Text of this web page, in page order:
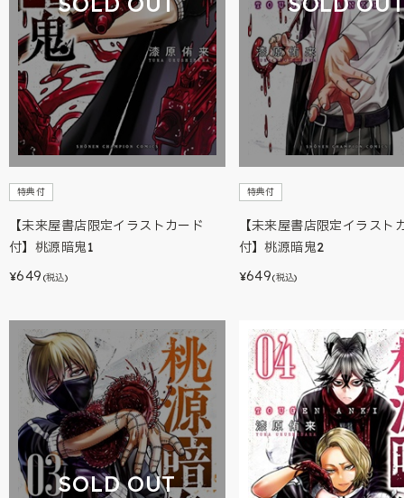
特典付
【未来屋書店限定イラストカード
付】桃源暗鬼1
¥649 (税込)
特典付
【未来屋書店限定イラスト
付】桃源暗鬼2
¥649(税込)
SOLD OUT